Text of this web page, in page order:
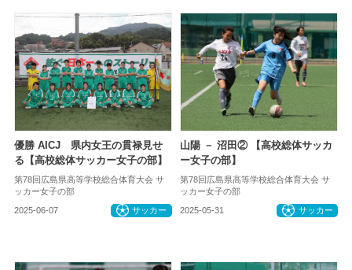
優勝 AICJ 県内女王の貫禄見せ
る【高校総体サッカー女子の部】
第78回広島県高等学校総合体育大会 サ
ッカー女子の部
2025-06-07 サッカー
山陽 － 沼田② 【高校総体サッカ
ー女子の部】
第78回広島県高等学校総合体育大会 サ
ッカー女子の部
2025-05-31 サッカー